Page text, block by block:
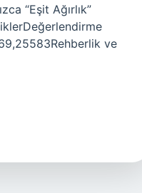
“Eşit Ağırlık”
ve